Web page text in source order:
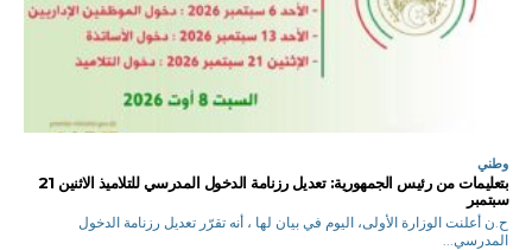
وطني
بتعليمات من رئيس الجمهورية: تعديل رزنامة الدخول المدرسي للتلاميذ الاثنين 21
سبتمبر
ح.ن أعلنت الوزارة الأولى، اليوم في بيان لها ، أنه تقرّر تعديل رزنامة الدخول
المدرسي...